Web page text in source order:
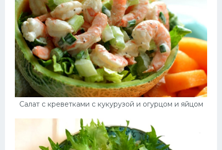
Салат с креветками с кукурузой и огурцом и яйцом